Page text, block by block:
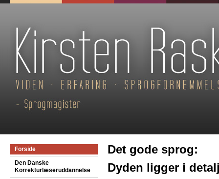
Forside
Den Danske
Korrekturlæseruddannelse
Det gode sprog:
Dyden ligger i